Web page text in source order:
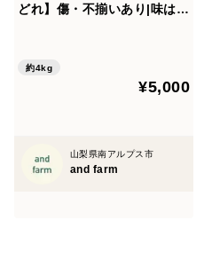
どれ】傷・不揃いあり|味はそ
約4kg
¥5,000
山梨県南アルプス市
and farm